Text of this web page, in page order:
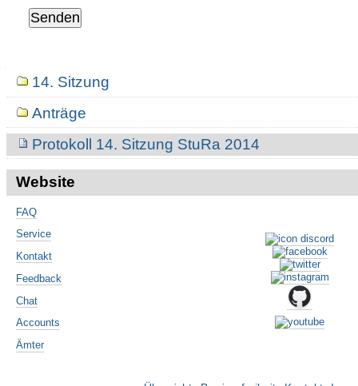
Navigation14. Sitzung
Anträge
Protokoll 14. Sitzung StuRa 2014
Website
FAQ
Service
Kontakt
Feedback
Chat
Accounts
Ämter